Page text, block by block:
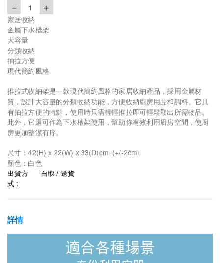
－ 1 ＋
家居收納
金屬下水槽架
大容量
分類收納
抽拉方便
現代簡約風格
推拉式收納架是一款現代簡約風格的家居收納產品，採用金屬材
質，設計大容量的分類收納功能，方便收納廚房用品和調料。它具
有抽拉方便的特點，使用時只需輕輕推拉即可輕鬆取出所需物品。
此外，它還可作為下水槽架使用，幫助你有效利用廚房空間，使廚
房更加整潔有序。
尺寸：42(H) x 22(W) x 33(D)cm (+/-2cm)
顏色：白色
出貨方
式 :
自取 / 送貨
詳情